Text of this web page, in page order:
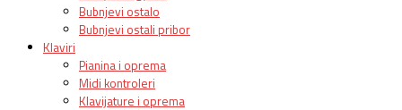
Bubnjevi ostalo
Bubnjevi ostali pribor
Klaviri
Pianina i oprema
Midi kontroleri
Klavijature i oprema